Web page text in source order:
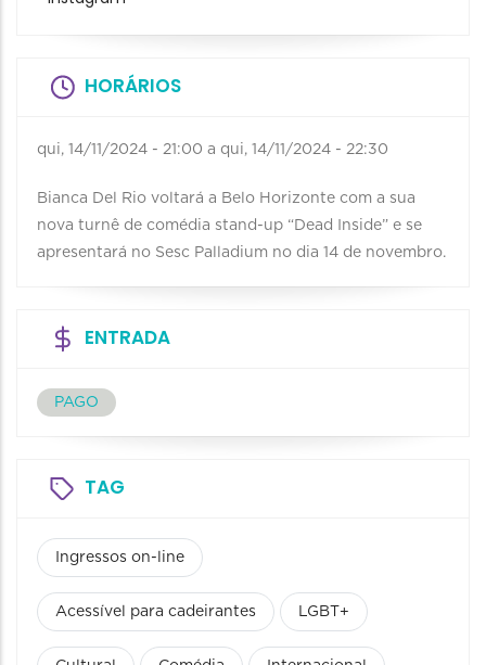
HORÁRIOS
qui, 14/11/2024 - 21:00 a qui, 14/11/2024 - 22:30
Bianca Del Rio voltará a Belo Horizonte com a sua
nova turnê de comédia stand-up “Dead Inside” e se
apresentará no Sesc Palladium no dia 14 de novembro.
ENTRADA
PAGO
TAG
Ingressos on-line
Acessível para cadeirantes LGBT+